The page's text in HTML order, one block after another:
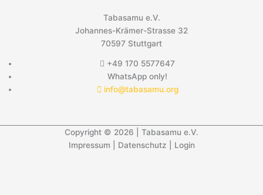
Tabasamu e.V.
Johannes-Krämer-Strasse 32
70597 Stuttgart
+49 170 5577647
WhatsApp only!
info@tabasamu.org
Copyright © 2026 | Tabasamu e.V.
Impressum
Datenschutz Login